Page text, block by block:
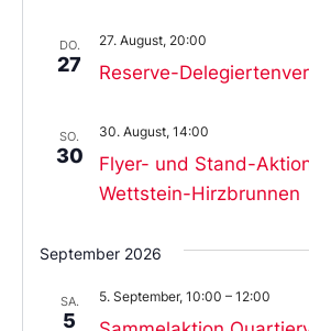
DO.
27 Reserve-
27. August, 20:00
SO.
30
Flyer- und Stand-
Wettstein-Hirzbrunnen
30. August, 14:00
September 2026
SA.
5
5. September, 10:00 – 12:00